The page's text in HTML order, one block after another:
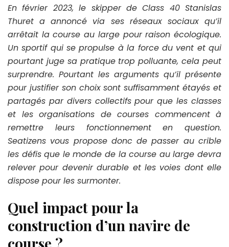
En février 2023, le skipper de Class 40 Stanislas
Thuret a annoncé via ses réseaux sociaux qu’il
arrêtait la course au large pour raison écologique.
Un sportif qui se propulse à la force du vent et qui
pourtant juge sa pratique trop polluante, cela peut
surprendre. Pourtant les arguments qu’il présente
pour justifier son choix sont suffisamment étayés et
partagés par divers collectifs pour que les classes
et les organisations de courses commencent à
remettre leurs fonctionnement en question.
Seatizens vous propose donc de passer au crible
les défis que le monde de la course au large devra
relever pour devenir durable et les voies dont elle
dispose pour les surmonter.
Quel impact pour la
construction d’un navire de
course ?